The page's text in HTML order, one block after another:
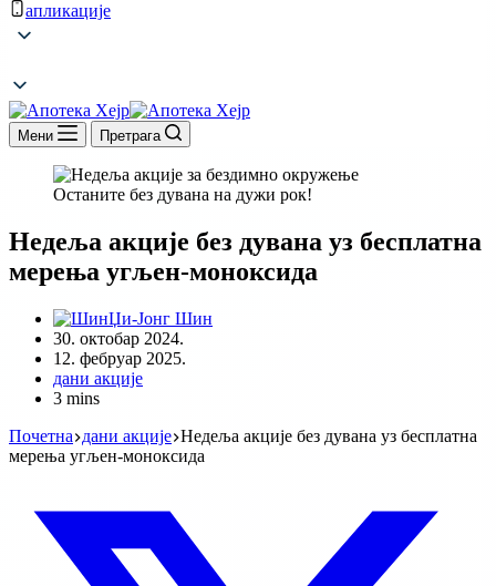
апликације
Мени Претрага
Останите без дувана на дужи рок!
Недеља акције без дувана уз бесплатна
мерења угљен-моноксида
Џи-Јонг Шин
30. октобар 2024.
12. фебруар 2025.
дани акције
3 mins
Почетна дани акције Недеља акције без дувана уз бесплатна
мерења угљен-моноксида